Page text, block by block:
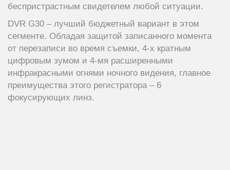
беспристрастным свидетелем любой ситуации.
DVR G30 – лучший бюджетный вариант в этом
сегменте. Обладая защитой записанного момента
от перезаписи во время съемки, 4-х кратным
цифровым зумом и 4-мя расширенными
инфракрасными огнями ночного видения, главное
преимущества этого регистратора – 6
фокусирующих линз.